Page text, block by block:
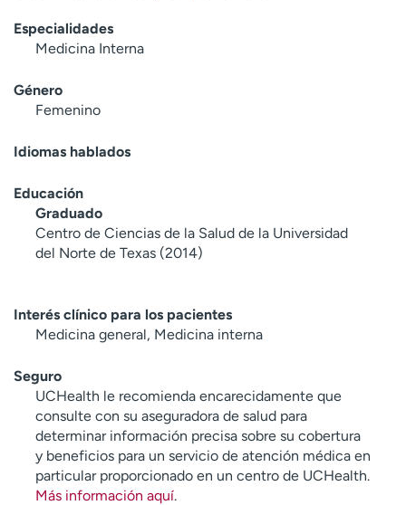
Especialidades
Medicina Interna
Género
Femenino
Idiomas hablados
Educación
Graduado
Centro de Ciencias de la Salud de la Universidad
del Norte de Texas (2014)
Interés clínico para los pacientes
Medicina general, Medicina interna
Seguro
UCHealth le recomienda encarecidamente que
consulte con su aseguradora de salud para
determinar información precisa sobre su cobertura
y beneficios para un servicio de atención médica en
particular proporcionado en un centro de UCHealth.
Más información aquí.